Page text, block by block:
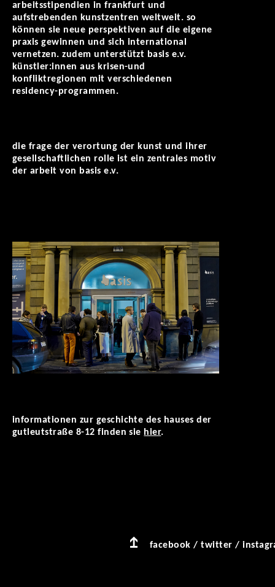
arbeitsstipendien in frankfurt und
aufstrebenden kunstzentren weltweit. so
können sie neue perspektiven auf die eigene
praxis gewinnen und sich international
vernetzen. zudem unterstützt basis e.v.
künstler:innen aus krisen-und
konfliktregionen mit verschiedenen
residency-programmen.
die frage der verortung der kunst und ihrer
gesellschaftlichen rolle ist ein zentrales motiv
der arbeit von basis e.v.
informationen zur geschichte des hauses der
gutleutstraße 8-12 finden sie hier.
facebook /twitter /